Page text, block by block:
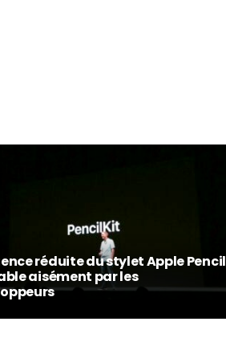
réduite du stylet Apple Pencil
aisément par les